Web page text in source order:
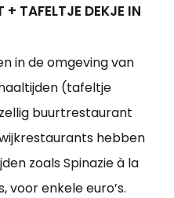
+ TAFELTJE DEKJE IN
in de omgeving van
(tafeltje
buurtrestaurant
hebben
zoals Spinazie à la
enkele euro’s.